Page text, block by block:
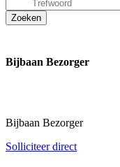
Bijbaan Bezorger
Bijbaan Bezorger
Solliciteer direct